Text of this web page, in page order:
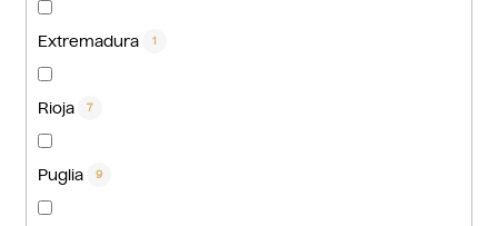
Extremadura 1
Rioja 7
Puglia 9